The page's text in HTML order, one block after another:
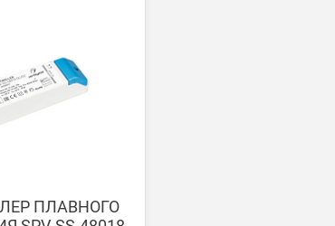
Обратите внимание, что деньги поступают на
ПЛАВНОГО